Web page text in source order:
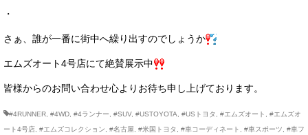
・
さぁ、誰が一番に街中へ繰り出すのでしょうか
エムズオート4号店にて絶賛展示中
皆様からのお問い合わせ心よりお待ち申し上げております。
#4RUNNER #4WD #4ランナー #SUV, #USTOYOTA #USトヨタ #エムズオート
#エムズオ
ート4号店 #エムズコレクション #名古屋 #米国トヨタ #車コーディネート #車スポーツ
#車フ